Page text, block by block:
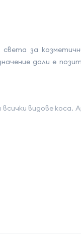
за
дали е
видове коса.